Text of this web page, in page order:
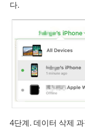
다.
4단계. 데이터 삭제